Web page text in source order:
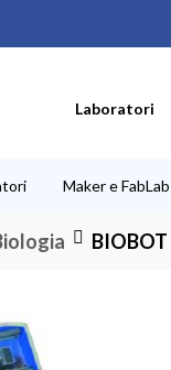
Laboratori
Maker e FabLab